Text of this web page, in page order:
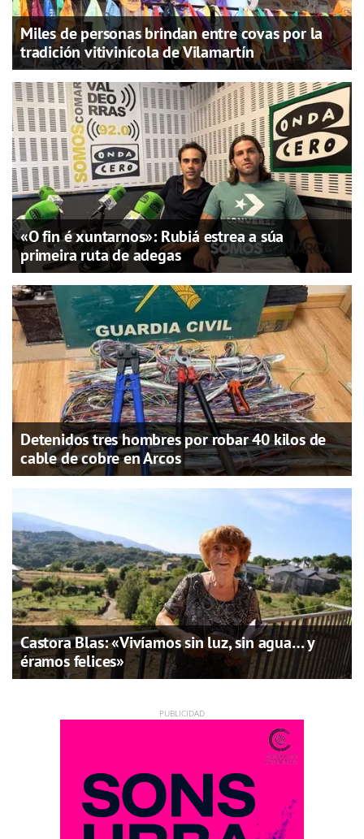
Miles de personas brindan entre covas por la
tradición vitivinícola de Vilamartín
«O fin é xuntarnos»: Rubiá estrea a súa
primeira ruta de adegas
Detenidos tres hombres por robar 40 kilos de
cable de cobre en Arcos
Castora Blas: «Vivíamos sin luz, sin agua… y
éramos felices»